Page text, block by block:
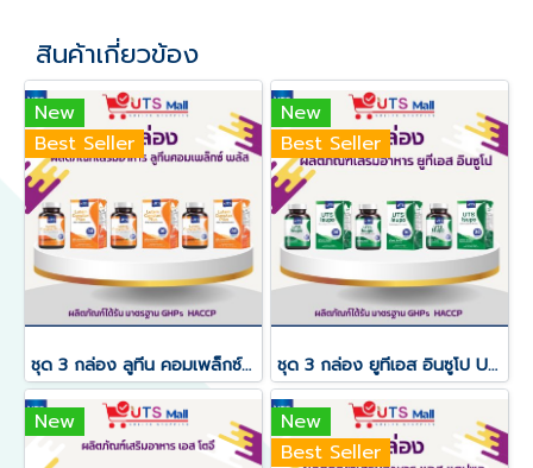
สินค้าเกี่ยวข้อง
New
Best Seller
ชุด 3 กล่อง ลูทีน คอมเพล็กซ์ พลัส Lutein Complex Plus
New
Best Seller
ชุด 3 กล่อง ยูทีเอส อินซูโป UTS Insupo
New
New
Best Seller